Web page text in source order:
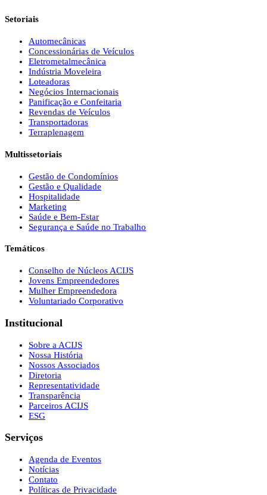
Setoriais
Automecânicas
Concessionárias de Veículos
Eletrometalmecânica
Indústria Moveleira
Loteadoras
Negócios Internacionais
Panificação e Confeitaria
Revendas de Veículos
Transportadoras
Terraplenagem
Multissetoriais
Gestão de Condomínios
Gestão e Qualidade
Hospitalidade
Marketing
Saúde e Bem-Estar
Segurança e Saúde no Trabalho
Temáticos
Conselho de Núcleos ACIJS
Jovens Empreendedores
Mulher Empreendedora
Voluntariado Corporativo
Institucional
Sobre a ACIJS
Nossa História
Nossos Associados
Diretoria
Representatividade
Transparência
Parceiros ACIJS
ESG
Serviços
Agenda de Eventos
Notícias
Contato
Políticas de Privacidade